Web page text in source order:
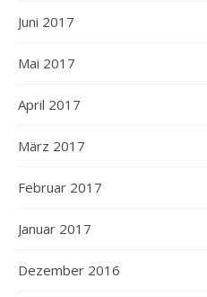
Juni 2017
Mai 2017
April 2017
März 2017
Februar 2017
Januar 2017
Dezember 2016